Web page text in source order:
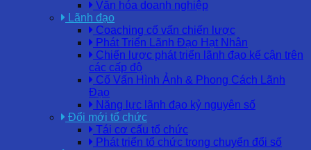
Văn hóa doanh nghiệp
Lãnh đạo
Coaching cố vấn chiến lược
Phát Triển Lãnh Đạo Hạt Nhân
Chiến lược phát triển lãnh đạo kế cận trên
các cấp độ
Cố Vấn Hình Ảnh & Phong Cách Lãnh
Đạo
Năng lực lãnh đạo kỷ nguyên số
Đổi mới tổ chức
Tái cơ cấu tổ chức
Phát triển tổ chức trong chuyển đổi số